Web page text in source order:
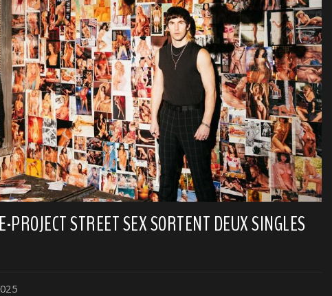
PROJECT STREET SEX SORTENT DEUX SINGLES